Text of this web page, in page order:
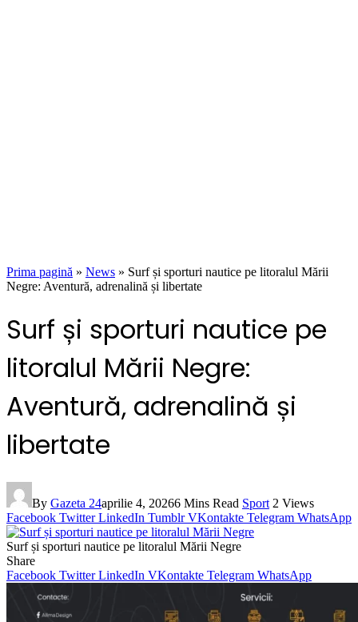
Prima pagină » News » Surf și sporturi nautice pe litoralul Mării
Negre: Aventură, adrenalină și libertate
Surf și sporturi nautice pe
litoralul Mării Negre:
Aventură, adrenalină și
libertate
By Gazeta 24aprilie 4, 20266 Mins Read Sport 2 Views
Facebook Twitter LinkedIn Tumblr VKontakte Telegram WhatsApp
Surf și sporturi nautice pe litoralul Mării Negre
Share
Facebook Twitter LinkedIn VKontakte Telegram WhatsApp